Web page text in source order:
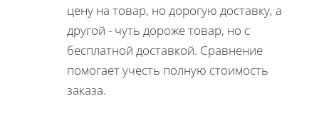
цену на товар, но дорогую доставку, а
другой - чуть дороже товар, но с
бесплатной доставкой. Сравнение
помогает учесть полную стоимость
заказа.